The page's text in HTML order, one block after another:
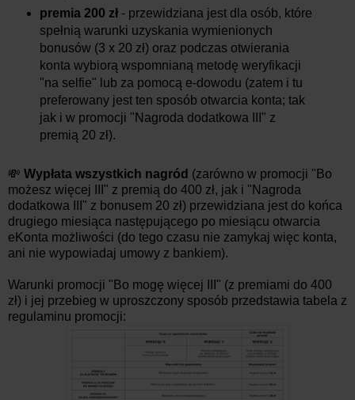
premia 200 zł - przewidziana jest dla osób, które
spełnią warunki uzyskania wymienionych
bonusów (3 x 20 zł) oraz podczas otwierania
konta wybiorą wspomnianą metodę weryfikacji
"na selfie" lub za pomocą e-dowodu (zatem i tu
preferowany jest ten sposób otwarcia konta; tak
jak i w promocji "Nagroda dodatkowa III" z
premią 20 zł).
💸 Wypłata wszystkich nagród (zarówno w promocji "Bo
możesz więcej III" z premią do 400 zł, jak i "Nagroda
dodatkowa III" z bonusem 20 zł) przewidziana jest do końca
drugiego miesiąca następującego po miesiącu otwarcia
eKonta możliwości (do tego czasu nie zamykaj więc konta,
ani nie wypowiadaj umowy z bankiem).
Warunki promocji "Bo mogę więcej III" (z premiami do 400
zł) i jej przebieg w uproszczony sposób przedstawia tabela z
regulaminu promocji: